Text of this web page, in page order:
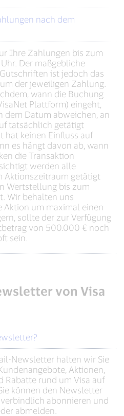
Ihre Zahlungen bis zum
Uhr. Der maßgebliche
ist jedoch das
der jeweiligen Zahlung.
wann die Buchung
Plattform) eingeht,
dem Datum abweichen, an
tatsächlich getätigt
hat keinen Einfluss auf
es hängt davon ab, wann
die Transaktion
werden alle
Aktionszeitraum getätigt
Wertstellung bis zum
Wir behalten uns
Aktion um maximal einen
sollte der zur Verfügung
von 500.000 € noch
sein.
von Visa
Newsletter halten wir Sie
Aktionen,
Rabatte rund um Visa auf
können den Newsletter
abonnieren und
abmelden.